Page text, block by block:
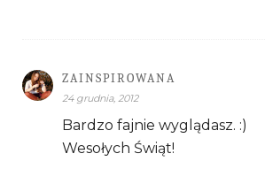
ZAINSPIROWANA
24 grudnia, 2012
Bardzo fajnie wyglądasz. :)
Wesołych Świąt!